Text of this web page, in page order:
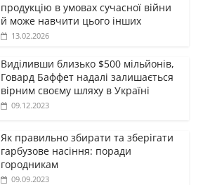
продукцію в умовах сучасної війни
й може навчити цього інших
13.02.2026
Виділивши близько $500 мільйонів,
Говард Баффет надалі залишається
вірним своєму шляху в Україні
09.12.2023
Як правильно збирати та зберігати
гарбузове насіння: поради
городникам
09.09.2023